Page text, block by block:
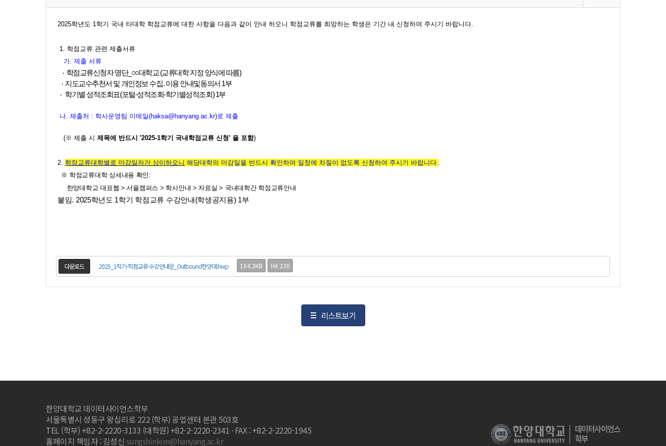
2025학년도 1학기 국내 타대학 학점교류에 대한 사항을 다음과 같이 안내 하오니 학점교류를 희망하는 학생은 기간 내 신청하여 주시기 바랍니다.
1. 학점교류 관련 제출서류
가. 제출 서류
‧ 학점교류신청자 명단_○○대학교 (교류대학 지정 양식에 따름)
‧ 지도교수추천서 및 개인정보 수집․이용 안내및동의서 1부
‧ 학기별 성적조회표(포털-성적조회-학기별성적조회) 1부
나. 제출처 : 학사운영팀 이메일(haksa@hanyang.ac.kr)로 제출
(※ 제출 시 제목에 반드시 '2025-1학기 국내학점교류 신청' 을 포함)
2. 학점교류대학별로 마감일자가 상이하오니 해당대학의 마감일을 반드시 확인하여 일정에 차질이 없도록 신청하여 주시기 바랍니다.
※ 학점교류대학 상세내용 확인:
한양대학교 대표웹 > 서울캠퍼스 > 학사안내 > 자료실 > 국내대학간 학점교류안내
붙임. 2025학년도 1학기 학점교류 수강안내(학생공지용) 1부
다운로드 2025_1학기-학점교류-수강안내문_Outbound한양대.hwp 184.3KB Hit 230
리스트보기
한양대학교 데이터사이언스학부
서울특별시 성동구 왕십리로 222 (학부) 공업센터 본관 503호
TEL (학부) +82-2-2220-3133 (대학원) +82-2-2220-2341 · FAX : +82-2-2220-1945
홈페이지 책임자 : 김성신 sungshinkim@hanyang.ac.kr